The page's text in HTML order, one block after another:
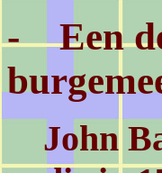
- Een
John